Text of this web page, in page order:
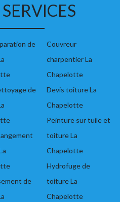
de
de
de
Couvreur
charpentier La
Chapelotte
Devis toiture La
Chapelotte
Peinture sur tuile et
toiture La
Chapelotte
Hydrofuge de
toiture La
Chapelotte